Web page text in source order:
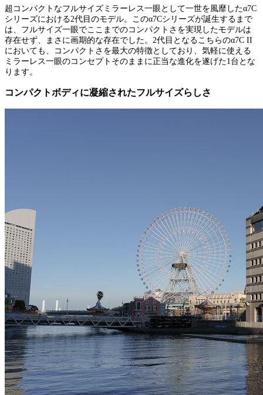
超コンパクトなフルサイズミラーレス一眼として一世を風靡したα7C
シリーズにおける2代目のモデル。このα7Cシリーズが誕生するまで
は、フルサイズ一眼でここまでのコンパクトさを実現したモデルは
存在せず、まさに画期的な存在でした。2代目となるこちらのα7C II
においても、コンパクトさを最大の特徴としており、気軽に使える
ミラーレス一眼のコンセプトそのままに正当な進化を遂げた1台とな
ります。
コンパクトボディに凝縮されたフルサイズらしさ